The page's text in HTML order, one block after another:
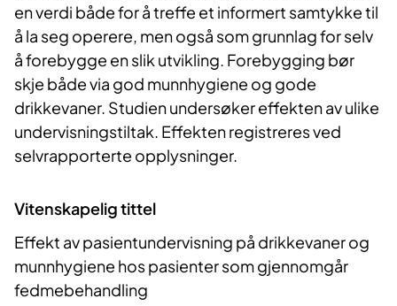
en verdi både for å treffe et informert samtykke til
å la seg operere, men også som grunnlag for selv
å forebygge en slik utvikling. Forebygging bør
skje både via god munnhygiene og gode
drikkevaner. Studien undersøker effekten av ulike
undervisningstiltak. Effekten registreres ved
selvrapporterte opplysninger.
Vitenskapelig tittel
Effekt av pasientundervisning på drikkevaner og
munnhygiene hos pasienter som gjennomgår
fedmebehandling